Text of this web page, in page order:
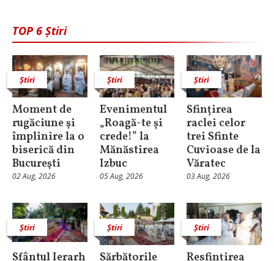
TOP 6 Știri
Știri
Moment de
rugăciune şi
împlinire la o
biserică din
Bucureşti
02 Aug, 2026
Știri
Evenimentul
„Roagă-te și
crede!” la
Mănăstirea
Izbuc
05 Aug, 2026
Știri
Sfințirea
raclei celor
trei Sfinte
Cuvioase de la
Văratec
03 Aug, 2026
Știri
Sfântul Ierarh
Știri
Sărbătorile
Știri
Resfințirea